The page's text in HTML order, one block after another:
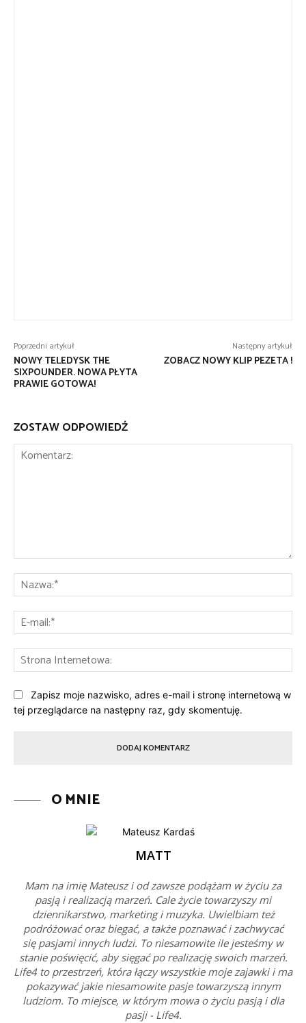
Poprzedni artykuł
NOWY TELEDYSK THE
SIXPOUNDER. NOWA PŁYTA
PRAWIE GOTOWA!
Następny artykuł
ZOBACZ NOWY KLIP PEZETA !
ZOSTAW ODPOWIEDŹ
Zapisz moje nazwisko, adres e-mail i stronę internetową w
tej przeglądarce na następny raz, gdy skomentuję.
O MNIE
MATT
Mam na imię Mateusz i od zawsze podążam w życiu za
pasją i realizacją marzeń. Cale życie towarzyszy mi
dziennikarstwo, marketing i muzyka. Uwielbiam też
podróżować oraz biegać, a także poznawać i zachwycać
się pasjami innych ludzi. To niesamowite ile jesteśmy w
stanie poświęcić, aby sięgać po realizację swoich marzeń.
Life4 to przestrzeń, która łączy wszystkie moje zajawki i ma
pokazywać jakie niesamowite pasje towarzyszą innym
ludziom. To miejsce, w którym mowa o życiu pasją i dla
pasji - Life4.